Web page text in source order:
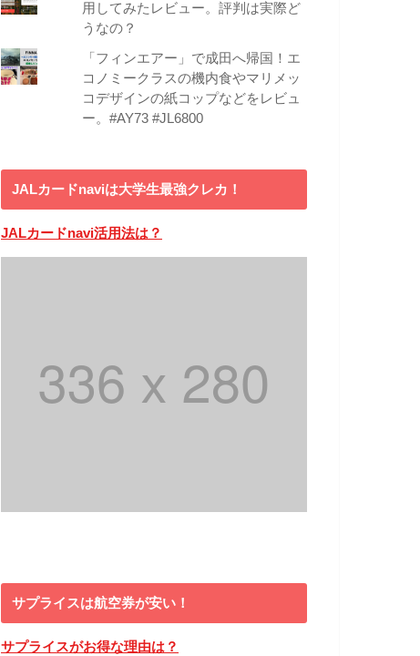
用してみたレビュー。評判は実際ど
うなの？
「フィンエアー」で成田へ帰国！エ
コノミークラスの機内食やマリメッ
コデザインの紙コップなどをレビュ
ー。#AY73 #JL6800
JALカードnaviは大学生最強クレカ！
JALカードnavi活用法は？
サプライスは航空券が安い！
サプライスがお得な理由は？